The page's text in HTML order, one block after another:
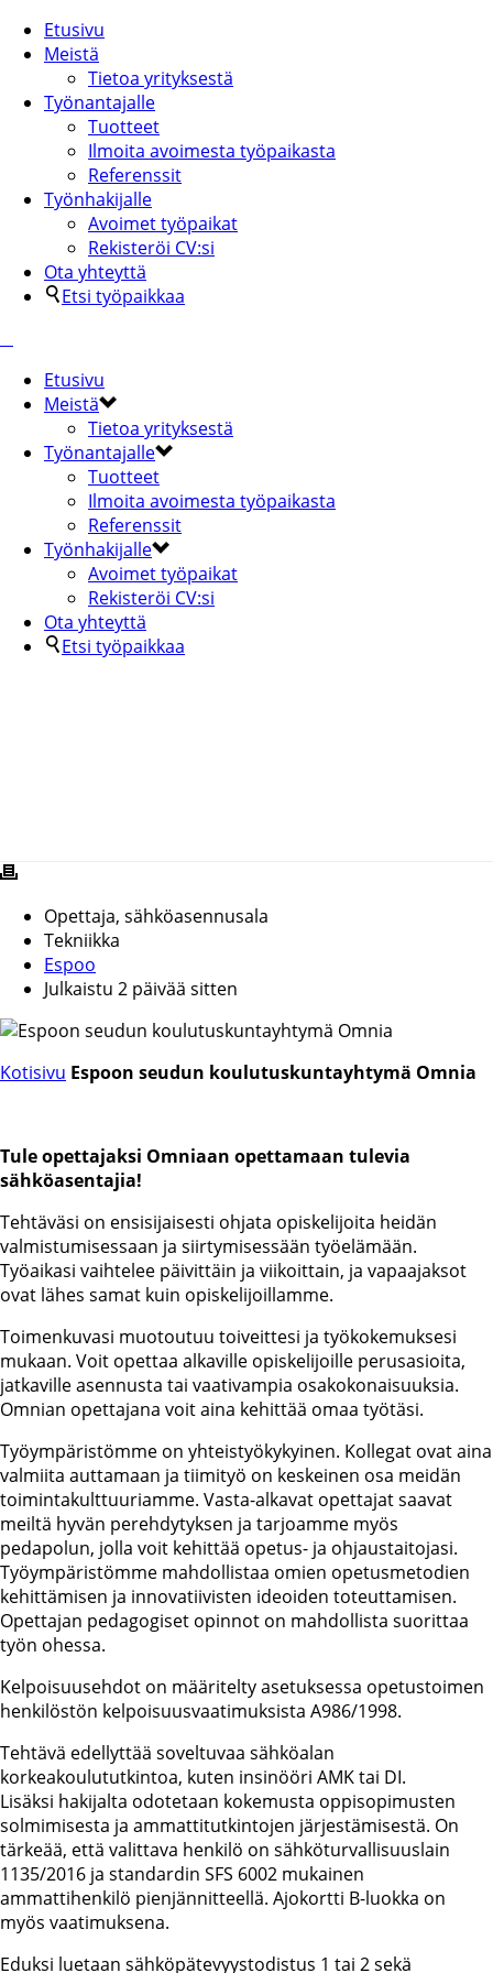
Etusivu
Meistä
Tietoa yrityksestä
Työnantajalle
Tuotteet
Ilmoita avoimesta työpaikasta
Referenssit
Työnhakijalle
Avoimet työpaikat
Rekisteröi CV:si
Ota yhteyttä
Etsi työpaikkaa
Etusivu
Meistä
Tietoa yrityksestä
Työnantajalle
Tuotteet
Ilmoita avoimesta työpaikasta
Referenssit
Työnhakijalle
Avoimet työpaikat
Rekisteröi CV:si
Ota yhteyttä
Etsi työpaikkaa
Opettaja, sähköasennusala
Tekniikka
Espoo
Julkaistu 2 päivää sitten
Kotisivu Espoon seudun koulutuskuntayhtymä Omnia
Tule opettajaksi Omniaan opettamaan tulevia
sähköasentajia!
Tehtäväsi on ensisijaisesti ohjata opiskelijoita heidän
valmistumisessaan ja siirtymisessään työelämään.
Työaikasi vaihtelee päivittäin ja viikoittain, ja vapaajaksot
ovat lähes samat kuin opiskelijoillamme.
Toimenkuvasi muotoutuu toiveittesi ja työkokemuksesi
mukaan. Voit opettaa alkaville opiskelijoille perusasioita,
jatkaville asennusta tai vaativampia osakokonaisuuksia.
Omnian opettajana voit aina kehittää omaa työtäsi.
Työympäristömme on yhteistyökykyinen. Kollegat ovat aina
valmiita auttamaan ja tiimityö on keskeinen osa meidän
toimintakulttuuriamme. Vasta-alkavat opettajat saavat
meiltä hyvän perehdytyksen ja tarjoamme myös
pedapolun, jolla voit kehittää opetus- ja ohjaustaitojasi.
Työympäristömme mahdollistaa omien opetusmetodien
kehittämisen ja innovatiivisten ideoiden toteuttamisen.
Opettajan pedagogiset opinnot on mahdollista suorittaa
työn ohessa.
Kelpoisuusehdot on määritelty asetuksessa opetustoimen
henkilöstön kelpoisuusvaatimuksista A986/1998.
Tehtävä edellyttää soveltuvaa sähköalan
korkeakoulututkintoa, kuten insinööri AMK tai DI.
Lisäksi hakijalta odotetaan kokemusta oppisopimusten
solmimisesta ja ammattitutkintojen järjestämisestä. On
tärkeää, että valittava henkilö on sähköturvallisuuslain
1135/2016 ja standardin SFS 6002 mukainen
ammattihenkilö pienjännitteellä. Ajokortti B-luokka on
myös vaatimuksena.
Eduksi luetaan sähköpätevyystodistus 1 tai 2 sekä